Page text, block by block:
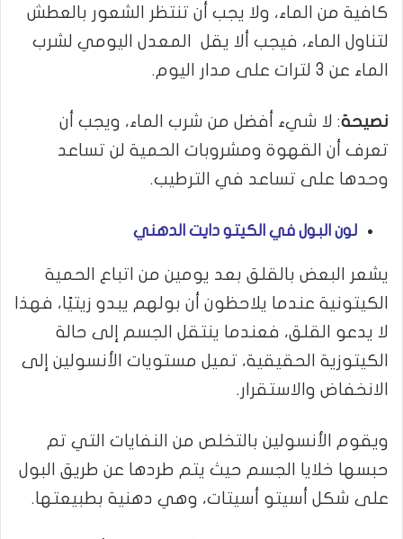
كافية من الماء، ولا يجب أن تنتظر الشعور بالعطش
لتناول الماء، فيجب ألا يقل المعدل اليومي لشرب
الماء عن 3 لترات على مدار اليوم.
نصيحة: لا شيء أفضل من شرب الماء، ويجب أن
تعرف أن القهوة ومشروبات الحمية لن تساعد
وحدها على تساعد في الترطيب.
لون البول في الكيتو دايت الدهني
يشعر البعض بالقلق بعد يومين من اتباع الحمية
الكيتونية عندما يلاحظون أن بولهم يبدو زيتيًا، فهذا
لا يدعو القلق، فعندما ينتقل الجسم إلى حالة
الكيتوزية الحقيقية، تميل مستويات الأنسولين إلى
الانخفاض والاستقرار.
ويقوم الأنسولين بالتخلص من النفايات التي تم
حبسها خلايا الجسم حيث يتم طردها عن طريق البول
على شكل أسيتو أسيتات، وهي دهنية بطبيعتها.